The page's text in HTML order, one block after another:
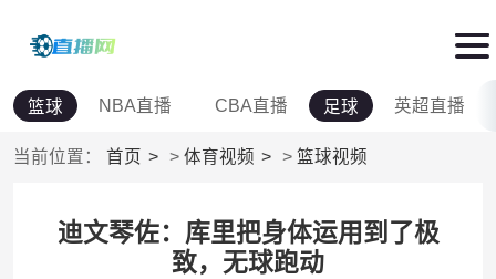
篮球 NBA直播 CBA直播 足球 英超直播
当前位置： 首页 > 体育视频 > 篮球视频
迪文琴佐：库里把身体运用到了极
致，无球跑动